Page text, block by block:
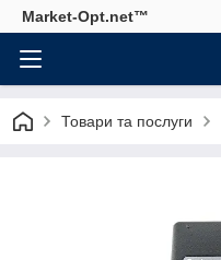
Market-Opt.net™
Товари та послуги